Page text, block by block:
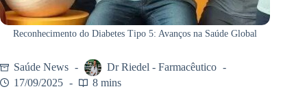
Reconhecimento do Diabetes Tipo 5: Avanços na Saúde Global
Saúde News
Dr Riedel - Farmacêutico
17/09/2025
8 mins